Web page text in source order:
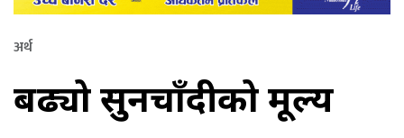
अर्थ
बढ्यो सुनचाँदीको मूल्य